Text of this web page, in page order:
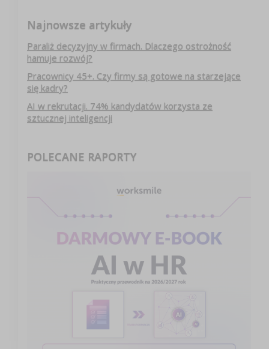
Najnowsze artykuły
Paraliż decyzyjny w firmach. Dlaczego ostrożność
hamuje rozwój?
Pracownicy 45+. Czy firmy są gotowe na starzejące
się kadry?
AI w rekrutacji. 74% kandydatów korzysta ze
sztucznej inteligencji
POLECANE RAPORTY